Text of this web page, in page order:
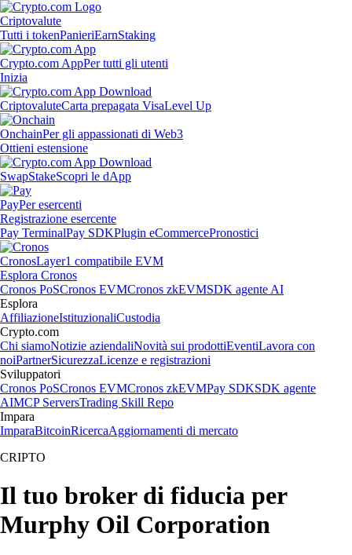
Criptovalute
Tutti i tokenPanieriEarnStaking
Crypto.com AppPer tutti gli utenti
Inizia
CriptovaluteCarta prepagata VisaLevel Up
OnchainPer gli appassionati di Web3
Ottieni estensione
SwapStakeScopri le dApp
PayPer esercenti
Registrazione esercente
Pay TerminalPay SDKPlugin eCommercePronostici
CronosLayer1 compatibile EVM
Esplora Cronos
Cronos PoSCronos EVMCronos zkEVMSDK agente AI
Esplora
AffiliazioneIstituzionaliCustodia
Crypto.com
Chi siamoNotizie aziendaliNovità sui prodottiEventiLavora con
noiPartnerSicurezzaLicenze e registrazioni
Sviluppatori
Cronos PoSCronos EVMCronos zkEVMPay SDKSDK agente
AIMCP ServersTrading Skill Repo
Impara
ImparaBitcoinRicercaAggiornamenti di mercato
CRIPTO
Il tuo broker di fiducia per
Murphy Oil Corporation